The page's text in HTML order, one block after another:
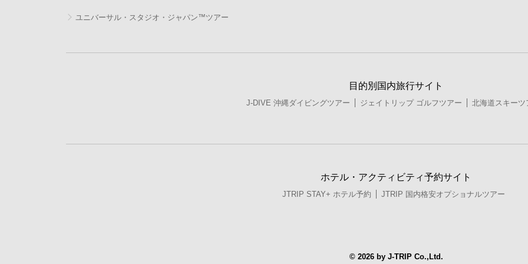
ユニバーサル・スタジオ・ジャパン™ツアー
目的別国内旅行サイト
J-DIVE 沖縄ダイビングツアー ジェイトリップ ゴルフツアー 北海道スキーツ
ホテル・アクティビティ予約サイト
JTRIP STAY+ ホテル予約 JTRIP 国内格安オプショナルツアー
© 2026 by J-TRIP Co.,Ltd.